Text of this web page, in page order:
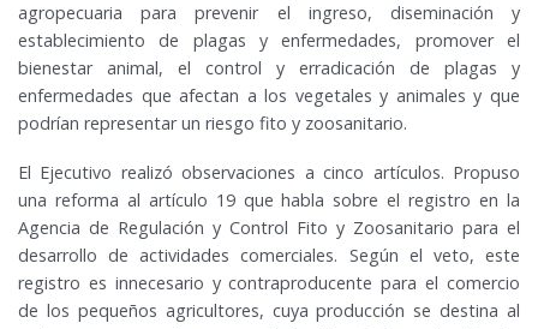
agropecuaria para prevenir el ingreso, diseminación y
establecimiento de plagas y enfermedades, promover el
bienestar animal, el control y erradicación de plagas y
enfermedades que afectan a los vegetales y animales y que
podrían representar un riesgo fito y zoosanitario.
El Ejecutivo realizó observaciones a cinco artículos. Propuso
una reforma al artículo 19 que habla sobre el registro en la
Agencia de Regulación y Control Fito y Zoosanitario para el
desarrollo de actividades comerciales. Según el veto, este
registro es innecesario y contraproducente para el comercio
de los pequeños agricultores, cuya producción se destina al